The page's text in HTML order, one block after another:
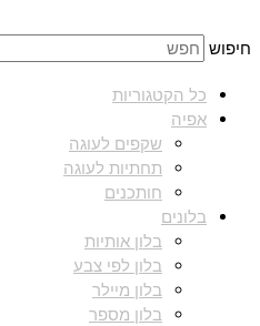
חיפוש
כל הקטגוריות
אפיה
שקפים לעוגה
תחתיות לעוגה
חותכנים
בלונים
בלון אותיות
בלון לפי צבע
בלון מיילר
בלון מספר